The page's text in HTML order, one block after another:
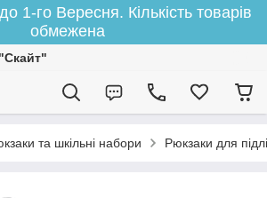
1-го Вересня. Кількість товарів
обмежена
та шкільні набори Рюкзаки для